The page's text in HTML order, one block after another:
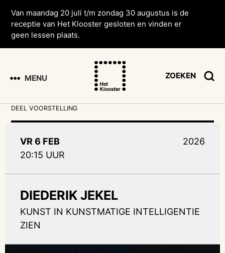
Van maandag 20 juli t/m zondag 30 augustus is de
receptie van Het Klooster gesloten en vinden er
geen lessen plaats.
MENU ZOEKEN
DEEL VOORSTELLING
VR 6 FEB
20:15 UUR
2026
DIEDERIK JEKEL
KUNST IN KUNSTMATIGE INTELLIGENTIE
ZIEN